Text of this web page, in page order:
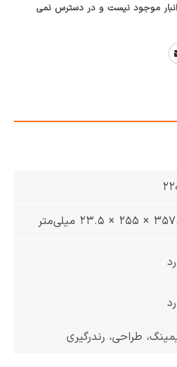
موجود نیست و در دسترس نمی
× 23.5 میلی‌متر
طراحی، رندرگیری